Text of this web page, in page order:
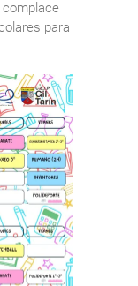
complace
para